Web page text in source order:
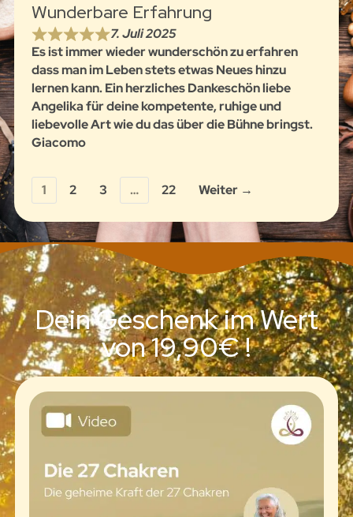
Wunderbare Erfahrung
7. Juli 2025
Es ist immer wieder wunderschön zu erfahren
dass man im Leben stets etwas Neues hinzu
lernen kann. Ein herzliches Dankeschön liebe
Angelika für deine kompetente, ruhige und
liebevolle Art wie du das über die Bühne bringst.
Giacomo
1 2 3 … 22 Weiter →
Dein Geschenk im Wert
von 19,90€ !